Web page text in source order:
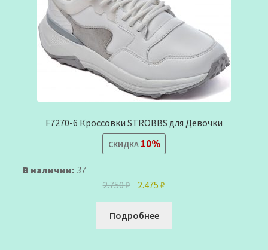
F7270-6 Кроссовки STROBBS для Девочки
СКИДКА10%
В наличии: 37
2.750₽ Первоначальная
цена
составляла
2.750 ₽.
2.475₽
цена:
Подробнее